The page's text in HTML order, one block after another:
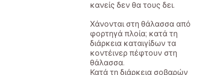
κανείς δεν θα τους δει.
Χάνονται στη θάλασσα από
φορτηγά πλοία; κατά τη
διάρκεια καταιγίδων τα
κοντέινερ πέφτουν στη
θάλασσα.
Κατά τη διάρκεια σοβαρών